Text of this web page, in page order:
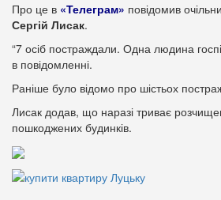
Про це в «Телеграм» повідомив
Сергій Лисак.
“7 осіб постраждали. Одна людина
в повідомленні.
Раніше було відомо про шістьох
Лисак додав, що наразі триває
пошкоджених будинків.